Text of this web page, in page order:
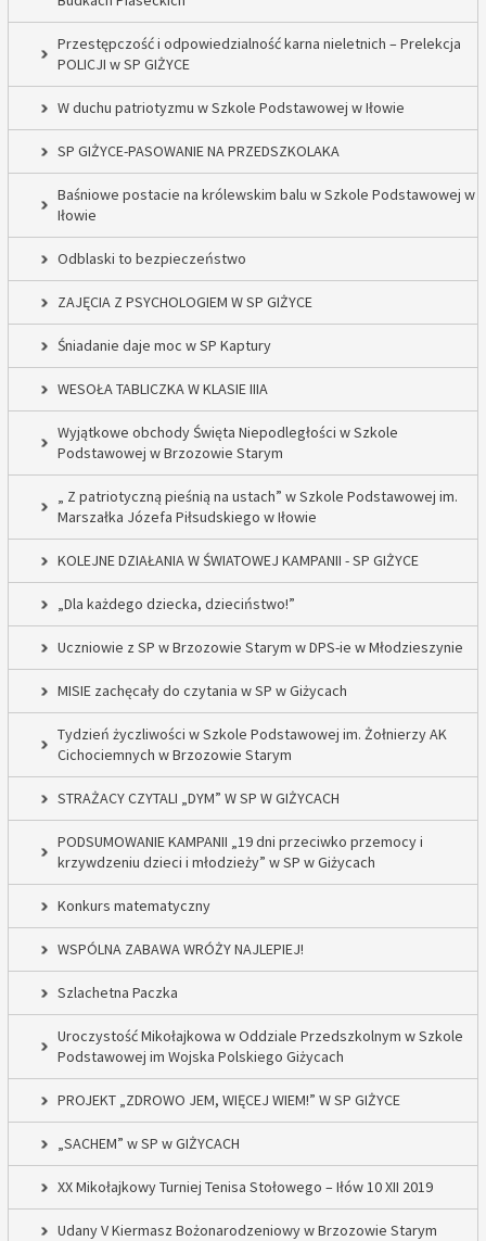
Przestępczość i odpowiedzialność karna nieletnich – Prelekcja
POLICJI w SP GIŻYCE
W duchu patriotyzmu w Szkole Podstawowej w Iłowie
SP GIŻYCE-PASOWANIE NA PRZEDSZKOLAKA
Baśniowe postacie na królewskim balu w Szkole Podstawowej w
Iłowie
Odblaski to bezpieczeństwo
ZAJĘCIA Z PSYCHOLOGIEM W SP GIŻYCE
Śniadanie daje moc w SP Kaptury
WESOŁA TABLICZKA W KLASIE IIIA
Wyjątkowe obchody Święta Niepodległości w Szkole
Podstawowej w Brzozowie Starym
„ Z patriotyczną pieśnią na ustach” w Szkole Podstawowej im.
Marszałka Józefa Piłsudskiego w Iłowie
KOLEJNE DZIAŁANIA W ŚWIATOWEJ KAMPANII - SP GIŻYCE
„Dla każdego dziecka, dzieciństwo!”
Uczniowie z SP w Brzozowie Starym w DPS-ie w Młodzieszynie
MISIE zachęcały do czytania w SP w Giżycach
Tydzień życzliwości w Szkole Podstawowej im. Żołnierzy AK
Cichociemnych w Brzozowie Starym
STRAŻACY CZYTALI „DYM” W SP W GIŻYCACH
PODSUMOWANIE KAMPANII „19 dni przeciwko przemocy i
krzywdzeniu dzieci i młodzieży” w SP w Giżycach
Konkurs matematyczny
WSPÓLNA ZABAWA WRÓŻY NAJLEPIEJ!
Szlachetna Paczka
Uroczystość Mikołajkowa w Oddziale Przedszkolnym w Szkole
Podstawowej im Wojska Polskiego Giżycach
PROJEKT „ZDROWO JEM, WIĘCEJ WIEM!” W SP GIŻYCE
„SACHEM” w SP w GIŻYCACH
XX Mikołajkowy Turniej Tenisa Stołowego – Iłów 10 XII 2019
Udany V Kiermasz Bożonarodzeniowy w Brzozowie Starym